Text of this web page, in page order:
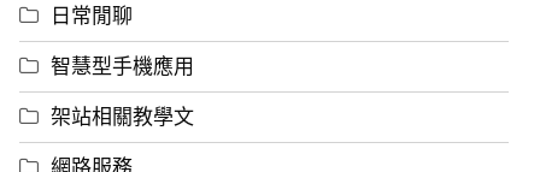
日常閒聊
智慧型手機應用
架站相關教學文
網路服務